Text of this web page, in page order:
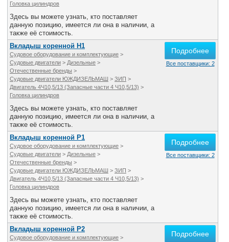
Головка цилиндров
Здесь вы можете узнать, кто поставляет
данную позицию, имеется ли она в наличии, а
также её стоимость.
Вкладыш коренной Н1
Судовое оборудование и комплектующие >
Судовые двигатели > Дизельные >
Отечественные бренды >
Судовые двигатели ЮЖДИЗЕЛЬМАШ > ЗИП >
Двигатель 4Ч10,5/13 (Запасные части 4 Ч10,5/13) >
Головка цилиндров
Здесь вы можете узнать, кто поставляет
данную позицию, имеется ли она в наличии, а
также её стоимость.
Подробнее
Все поставщики: 2
Вкладыш коренной Р1
Судовое оборудование и комплектующие >
Судовые двигатели > Дизельные >
Отечественные бренды >
Судовые двигатели ЮЖДИЗЕЛЬМАШ > ЗИП >
Двигатель 4Ч10,5/13 (Запасные части 4 Ч10,5/13) >
Головка цилиндров
Здесь вы можете узнать, кто поставляет
данную позицию, имеется ли она в наличии, а
также её стоимость.
Подробнее
Все поставщики: 2
Вкладыш коренной Р2
Судовое оборудование и комплектующие >
Подробнее